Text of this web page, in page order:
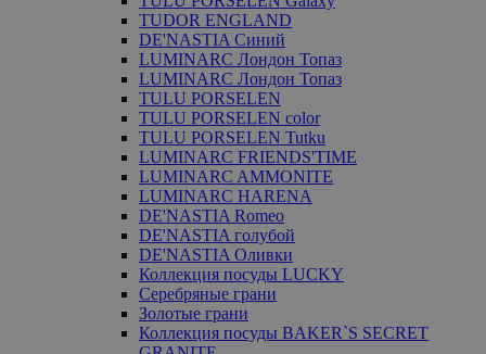
TUDOR ENGLAND
DE'NASTIA Синий
LUMINARC Лондон Топаз
LUMINARC Лондон Топаз
TULU PORSELEN
TULU PORSELEN color
TULU PORSELEN Tutku
LUMINARC FRIENDS'TIME
LUMINARC AMMONITE
LUMINARC HARENA
DE'NASTIA Romeo
DE'NASTIA голубой
DE'NASTIA Оливки
Коллекция посуды LUCKY
Серебряные грани
Золотые грани
Коллекция посуды BAKER`S SECRET